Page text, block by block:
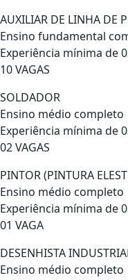
AUXILIAR DE LINHA DE
Ensino fundamental
Experiência mínima de
10 VAGAS
SOLDADOR
Ensino médio completo
Experiência mínima de
02 VAGAS
PINTOR (PINTURA
Ensino médio completo
Experiência mínima de
01 VAGA
DESENHISTA
Ensino médio completo